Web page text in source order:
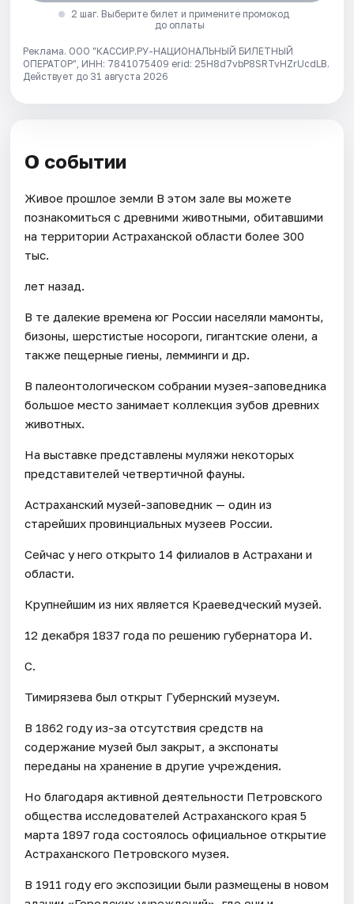
2 шаг. Выберите билет и примените промокод
до оплаты
Реклама. ООО "КАССИР.РУ-НАЦИОНАЛЬНЫЙ БИЛЕТНЫЙ
ОПЕРАТОР", ИНН: 7841075409 erid: 25H8d7vbP8SRTvHZrUcdLB.
Действует до 31 августа 2026
О событии
Живое прошлое земли В этом зале вы можете
познакомиться с древними животными, обитавшими
на территории Астраханской области более 300
тыс.
лет назад.
В те далекие времена юг России населяли мамонты,
бизоны, шерстистые носороги, гигантские олени, а
также пещерные гиены, лемминги и др.
В палеонтологическом собрании музея-заповедника
большое место занимает коллекция зубов древних
животных.
На выставке представлены муляжи некоторых
представителей четвертичной фауны.
Астраханский музей-заповедник — один из
старейших провинциальных музеев России.
Сейчас у него открыто 14 филиалов в Астрахани и
области.
Крупнейшим из них является Краеведческий музей.
12 декабря 1837 года по решению губернатора И.
С.
Тимирязева был открыт Губернский музеум.
В 1862 году из-за отсутствия средств на
содержание музей был закрыт, а экспонаты
переданы на хранение в другие учреждения.
Но благодаря активной деятельности Петровского
общества исследователей Астраханского края 5
марта 1897 года состоялось официальное открытие
Астраханского Петровского музея.
В 1911 году его экспозиции были размещены в новом